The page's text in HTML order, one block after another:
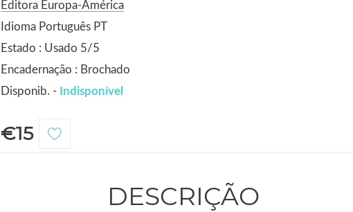
Editora Europa-América
Idioma Português PT
Estado : Usado 5/5
Encadernação : Brochado
Disponib. - Indisponível
€15
DESCRIÇÃO